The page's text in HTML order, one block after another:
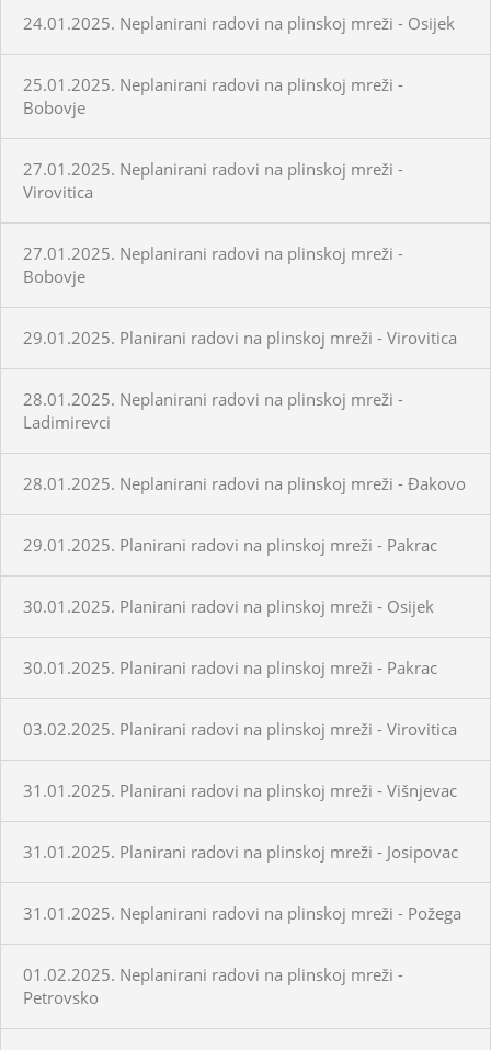
24.01.2025. Neplanirani radovi na plinskoj mreži - Osijek
25.01.2025. Neplanirani radovi na plinskoj mreži -
Bobovje
27.01.2025. Neplanirani radovi na plinskoj mreži -
Virovitica
27.01.2025. Neplanirani radovi na plinskoj mreži -
Bobovje
29.01.2025. Planirani radovi na plinskoj mreži - Virovitica
28.01.2025. Neplanirani radovi na plinskoj mreži -
Ladimirevci
28.01.2025. Neplanirani radovi na plinskoj mreži - Đakovo
29.01.2025. Planirani radovi na plinskoj mreži - Pakrac
30.01.2025. Planirani radovi na plinskoj mreži - Osijek
30.01.2025. Planirani radovi na plinskoj mreži - Pakrac
03.02.2025. Planirani radovi na plinskoj mreži - Virovitica
31.01.2025. Planirani radovi na plinskoj mreži - Višnjevac
31.01.2025. Planirani radovi na plinskoj mreži - Josipovac
31.01.2025. Neplanirani radovi na plinskoj mreži - Požega
01.02.2025. Neplanirani radovi na plinskoj mreži -
Petrovsko